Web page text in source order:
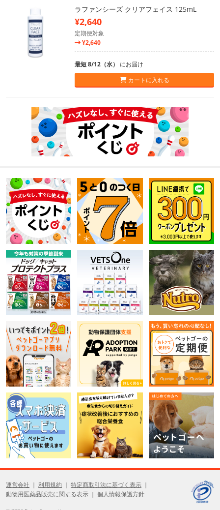
ラファンシーズ クリアフェイス 125mL
¥2,640
定期便対象
¥2,640
最短 8/12（水） にお届け
カートに入れる
運営会社 利用規約
特定商取引法に基づく表示
動物用医薬品販売に関する表示
個人情報保護方針